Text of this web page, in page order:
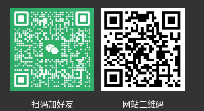
扫码加好友 网站二维码